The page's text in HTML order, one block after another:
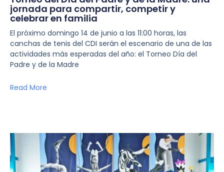
jornada para compartir, competir y
celebrar en familia
El próximo domingo 14 de junio a las 11:00 horas, las
canchas de tenis del CDI serán el escenario de una de las
actividades más esperadas del año: el Torneo Día del
Padre y de la Madre
Read More